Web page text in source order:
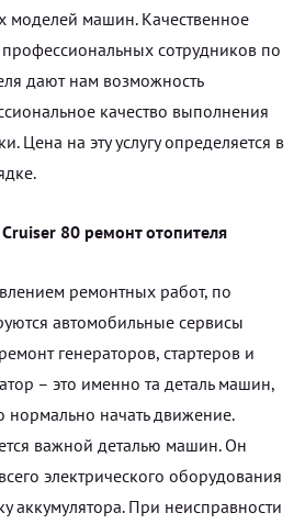
моделей машин. Качественное
сотрудников по
дают нам возможность
качество выполнения
Цена на эту услугу определяется в
80 ремонт отопителя
ремонтных работ, по
автомобильные сервисы
генераторов, стартеров и
– это именно та деталь машин,
нормально начать движение.
важной деталью машин. Он
электрического оборудования
аккумулятора. При неисправности